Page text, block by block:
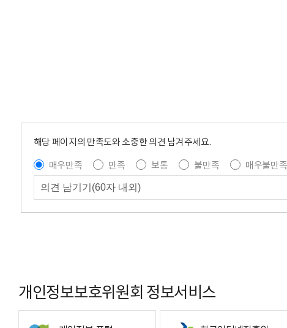
해당 페이지의 만족도와 소중한 의견 남겨주세요.
매우만족
만족 보통 불만족 매우불만족
개인정보보호위원회 정보서비스